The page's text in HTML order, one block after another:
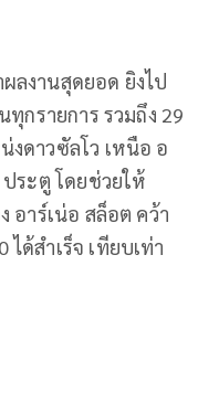
ลงานสุดยอด ยิงไป
กรายการ รวมถึง 29
งดาวซัลโว เหนือ อ
ระตู โดยช่วยให้
อาร์เน่อ สล็อต คว้า
ด้สำเร็จ เทียบเท่า